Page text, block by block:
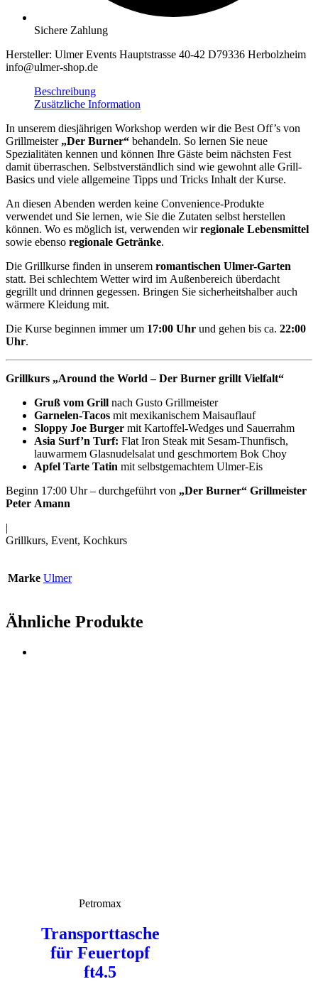
Sichere Zahlung
Hersteller: Ulmer Events Hauptstrasse 40-42 D79336 Herbolzheim
info@ulmer-shop.de
Beschreibung
Zusätzliche Information
In unserem diesjährigen Workshop werden wir die Best Off’s von
Grillmeister „Der Burner“ behandeln. So lernen Sie neue
Spezialitäten kennen und können Ihre Gäste beim nächsten Fest
damit überraschen. Selbstverständlich sind wie gewohnt alle Grill-
Basics und viele allgemeine Tipps und Tricks Inhalt der Kurse.
An diesen Abenden werden keine Convenience-Produkte
verwendet und Sie lernen, wie Sie die Zutaten selbst herstellen
können. Wo es möglich ist, verwenden wirregionale Lebensmittel
sowie ebenso regionale Getränke.
Die Grillkurse finden in unserem romantischen Ulmer-Garten
statt. Bei schlechtem Wetter wird im Außenbereich überdacht
gegrillt und drinnen gegessen. Bringen Sie sicherheitshalber auch
wärmere Kleidung mit.
Die Kurse beginnen immer um 17:00 Uhr und gehen bis ca. 22:00
Uhr.
Grillkurs „Around the World – Der Burner grillt Vielfalt“
Gruß vom Grill nach Gusto Grillmeister
Garnelen-Tacos mit mexikanischem Maisauflauf
Sloppy Joe Burger mit Kartoffel-Wedges und Sauerrahm
Asia Surf’n Turf: Flat Iron Steak mit Sesam-Thunfisch,
lauwarmem Glasnudelsalat und geschmortem Bok Choy
Apfel Tarte Tatin mit selbstgemachtem Ulmer-Eis
Beginn 17:00 Uhr – durchgeführt von „Der Burner“ Grillmeister
Peter Amann
|
Grillkurs, Event, Kochkurs
Marke Ulmer
Ähnliche Produkte
Petromax
Transporttasche
für Feuertopf
ft4.5